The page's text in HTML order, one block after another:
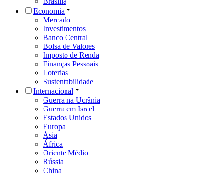
Economia
Mercado
Investimentos
Banco Central
Bolsa de Valores
Imposto de Renda
Finanças Pessoais
Loterias
Sustentabilidade
Internacional
Guerra na Ucrânia
Guerra em Israel
Estados Unidos
Europa
Ásia
África
Oriente Médio
Rússia
China